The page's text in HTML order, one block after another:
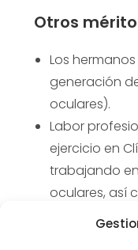
Otros
Los
generación
oculares).
Labor
ejercicio en
trabajando
oculares, así